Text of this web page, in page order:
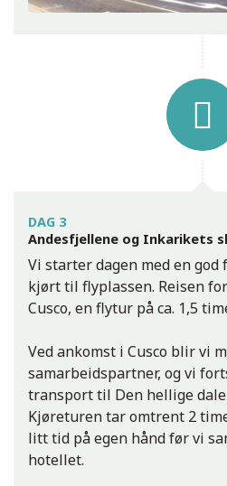
DAG 3
Andesfjellene og Inkarikets
Vi starter dagen med en
kjørt til flyplassen. Reisen
Cusco, en flytur på ca. 1,5
Ved ankomst i Cusco blir vi
samarbeidspartner, og vi
transport til Den hellige
Kjøreturen tar omtrent 2
litt tid på egen hånd før vi
hotellet.